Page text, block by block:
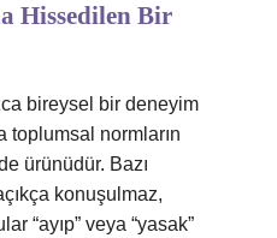
Hissedilen Bir
bireysel bir deneyim
toplumsal normların
ürünüdür. Bazı
konuşulmaz,
“ayıp” veya “yasak”